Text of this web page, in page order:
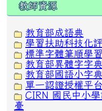
教師資源
教育部成語典
學習扶助科技化
標準字體筆順學
教育部異體字字典
教育部國語小字典
單一認證授權平台
CIRN 國民中小
臺